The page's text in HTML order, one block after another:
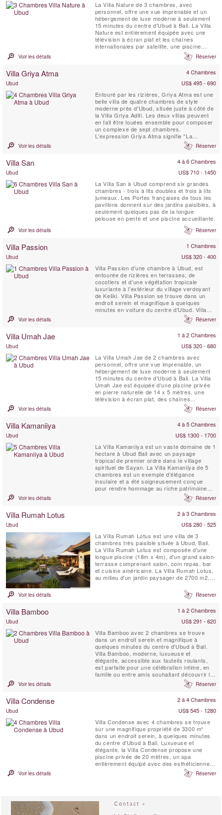
La Villa Nature de 3 chambres, avec
personnel, offre une vue imprenable et un
hébergement de luxe moderne à seulement
15 minutes du centre d'Ubud à Bali. La Villa
Nature est entièrement équipée avec une
télévision à écran plat et les chaînes
internationales par satellite, une piscine
privée en pierre naturelle de 14 x 5 mètres,
une terrasse extérieure avec une vue
une cuisine entièrement équipée, WIFI.
Voir les détails Réserver
Villa Griya Atma 4 Chambres
Ubud
US$ 495 - 690
Entouré par les rizières, Griya Atma est une
belle villa de quatre chambres de style
moderne près d'Ubud, située juste à côté de
la Villa Griya Aditi. Les deux villas peuvent
en fait être louées ensemble pour composer
un complexe de sept chambres.
L'expression Griya Atma signifie "La
demeure de l'âme" en sanskrit. La Villa Griya
Atma est située dans le sympathique village
Voir les détails Réserver
Villa San 4 à 6 Chambres
Ubud
US$ 710 - 1450
La Villa San à Ubud comprend six grandes
chambres - trois à lits doubles et trois à lits
jumeaux. Les Portes françaises de tous les
pavillons donnent sur des jardins paisibles, à
seulement quelques pas de la longue
pelouse en pente et une piscine accueillante.
Voir les détails Réserver
Villa Passion 1 Chambres
Ubud
US$ 320 - 400
Villa Passion d'une chambre à Ubud, est
entourée de rizières en terrasses, de
cocotiers et d'une végétation tropicale
luxuriante à l'extérieur du village verdoyant
de Keliki. Villa Passion se trouve dans un
endroit serein et magnifique à quelques
minutes en voiture du centre d'Ubud. Villa
Passion est une villa romantique, luxueuse
et élégante idéale pour une lune de miel de
Voir les détails Réserver
Villa Umah Jae 1 à 2 Chambres
Ubud
US$ 320 - 680
La Villa Umah Jae de 2 chambres avec
personnel, offre une vue imprenable, un
hébergement de luxe moderne à seulement
15 minutes du centre d'Ubud à Bali. La Villa
Umah Jae est équipée d'une piscine privée
en pierre naturelle de 14 x 5 mètres, une
télévision à écran plat, des chaînes
internationales par satellite, une terrasse
extérieure avec une vue imprenable, un
équipée, WIFI. Une équipe de personnel
Voir les détails Réserver
Villa Kamaniiya 4 à 5 Chambres
Ubud
US$ 1300 - 1700
La Villa Kamaniiya est un vaste domaine de 1
hectare à Ubud Bali avec un paysage
tropical de premier ordre dans le village
spirituel de Sayan. La Villa Kamaniiya de 5
chambres est un exemple d'élégance
insulaire et a été soigneusement conçue
pour rendre hommage au riche patrimoine
artistique de l'Indonésie. Construite avec
une intimité absolue à l'esprit, la Villa
complications du monde extérieur. Il y a
Voir les détails Réserver
Villa Rumah Lotus 2 à 3 Chambres
Ubud
US$ 280 - 525
La Villa Rumah Lotus est une villa de 3
chambres très paisible située à Ubud, Bali.
La Villa Rumah Lotus est composée d'une
longue piscine (18m x 4m), d'un grand salon-
terrasse comprenant salon, coin repas, bar
et cuisine américaine. La Villa Rumah Lotus,
au milieu d'un jardin paysager de 2700 m2,
Voir les détails Réserver
Villa Bamboo 1 à 2 Chambres
Ubud
US$ 291 - 620
Villa Bamboo avec 2 chambres se trouve
dans un endroit serein et magnifique à
quelques minutes du centre d'Ubud à Bali.
Villa Bamboo, moderne, luxueuse et
élégante, accessible aux fauteils roulants,
est parfaite pour une célébration intime, en
famille ou entre amis souhaitant découvrir le
vrai Bali. Villa Bamboo est entourée de
rizières en terrasses, de cocotiers et d'une
pittoresque village traditionnel de Keliki.
Voir les détails Réserver
Villa Condense 2 à 4 Chambres
Ubud
US$ 545 - 1280
Villa Condense avec 4 chambres se trouve
sur une magnifique propriété de 3300 m²
dans un endroit serein, à quelques minutes
du centre d'Ubud à Bali. Luxueuse et
élégante, la Villa Condense propose une
piscine privée de 20 mètres, un spa
entièrement équipé avec des esthéticiennes
qualifiées, un chef et un personnel à temps
plein. Cette villa privée de style moderne est
Voir les détails Réserver
Contact »